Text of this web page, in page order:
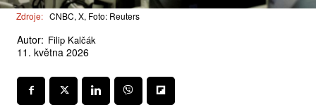
Zdroje: CNBC, X, Foto: Reuters
Autor: Filip Kalčák
11. května 2026